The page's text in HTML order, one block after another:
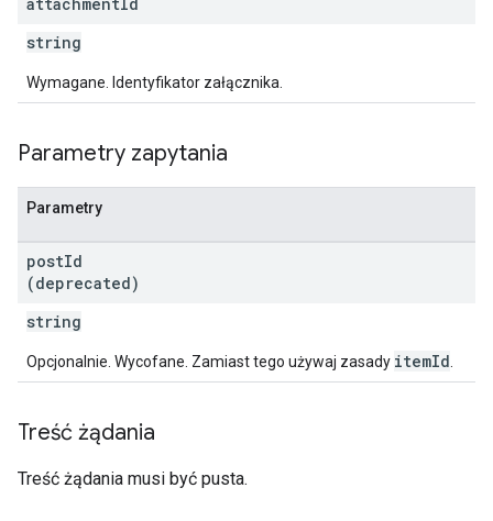
string
Wymagane. Identyfikator załącznika.
Parametry zapytania
Parametry
postId
(deprecated)
string
Opcjonalnie. Wycofane. Zamiast tego używaj zasady itemId
Treść żądania
Treść żądania musi być pusta.